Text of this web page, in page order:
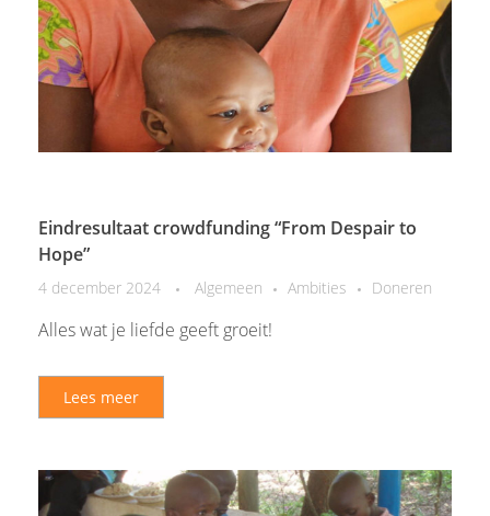
Eindresultaat crowdfunding “From Despair to
Hope”
4 december 2024 Algemeen Ambities Doneren
Alles wat je liefde geeft groeit!
Lees meer